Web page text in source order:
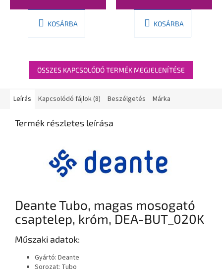
KOSÁRBA KOSÁRBA
ÖSSZES KAPCSOLÓDÓ TERMÉK MEGJELENÍTÉSE
Leírás Kapcsolódó fájlok (8) Beszélgetés Márka
Termék részletes leírása
Deante Tubo, magas mosogató
csaptelep, króm, DEA-BUT_020K
Műszaki adatok:
Gyártó: Deante
Sorozat: Tubo